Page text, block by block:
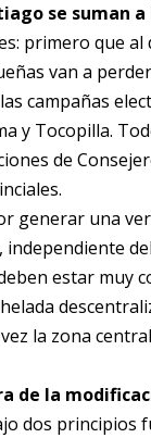
se suman
primero que
van a
campañas
y Tocopilla.
de
generar una
independiente
estar muy
la zona
de la
dos principios